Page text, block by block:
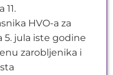
HVO-a za
5. jula iste godine
zarobljenika i